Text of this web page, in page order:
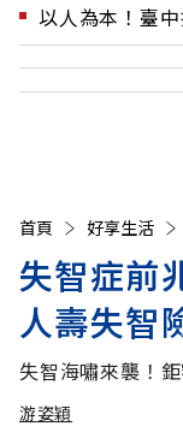
以人為本！臺
首頁 好享生活
失智症前
人壽失智
失智海嘯來襲！
游姿穎